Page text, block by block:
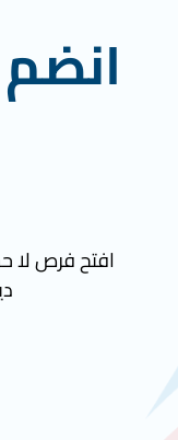
افتح فرص لا